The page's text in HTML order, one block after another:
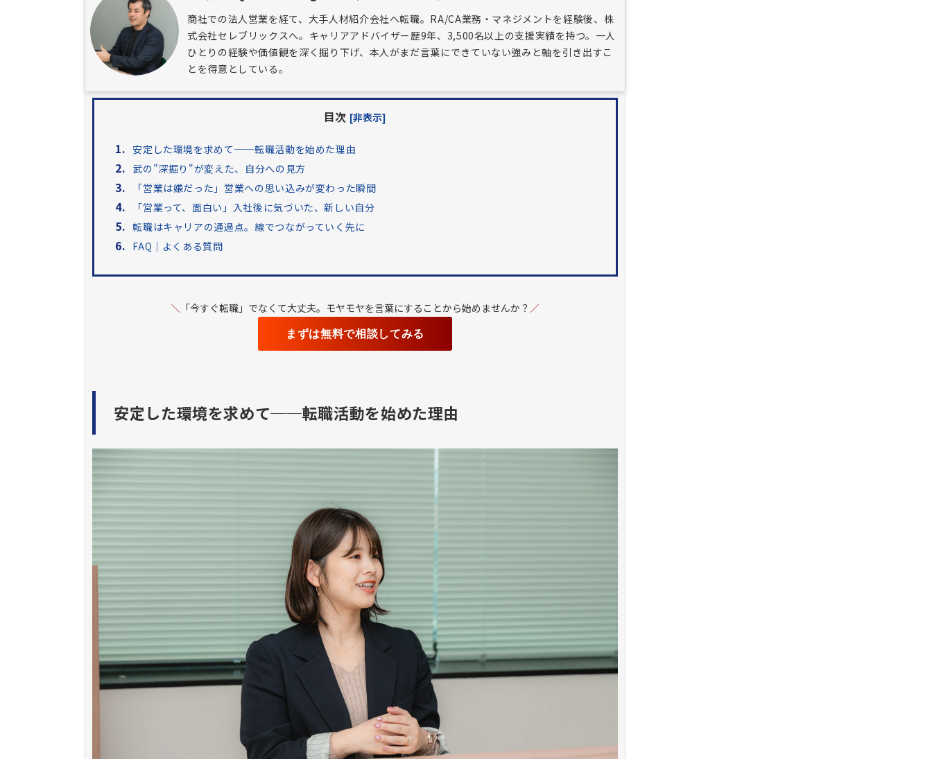
商社での法人営業を経て、大手人材紹介会社へ転職。RA/CA業務・マネジメントを経験後、株
式会社セレブリックスへ。キャリアアドバイザー歴9年、3,500名以上の支援実績を持つ。一人
ひとりの経験や価値観を深く掘り下げ、本人がまだ言葉にできていない強みと軸を引き出すこ
とを得意としている。
目次 [非表示]
1. 安定した環境を求めて──転職活動を始めた理由
2. 武の"深掘り"が変えた、自分への見方
3. 「営業は嫌だった」営業への思い込みが変わった瞬間
4. 「営業って、面白い」入社後に気づいた、新しい自分
5. 転職はキャリアの通過点。線でつながっていく先に
6. FAQ｜よくある質問
＼ 「今すぐ転職」でなくて大丈夫。モヤモヤを言葉にすることから始めませんか？ ／
まずは無料で相談してみる
安定した環境を求めて──転職活動を始めた理由